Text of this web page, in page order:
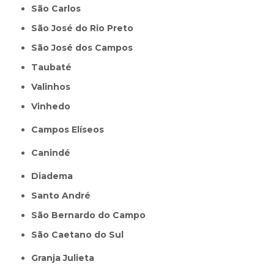
São Carlos
São José do Rio Preto
São José dos Campos
Taubaté
Valinhos
Vinhedo
Campos Elíseos
Canindé
Diadema
Santo André
São Bernardo do Campo
São Caetano do Sul
Granja Julieta